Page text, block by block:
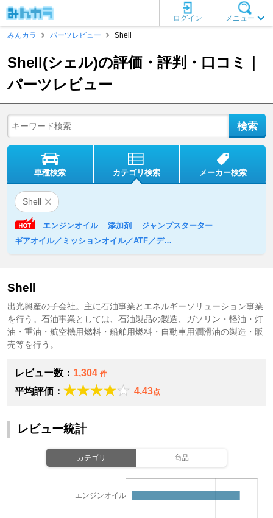
メニュー
ログイン
みんカラ
パーツレビュー Shell
Shell(シェル)の評価・評判・口コミ｜
パーツレビュー
車種検索 カテゴリ検索 メーカー検索
Shell
エンジンオイル 添加剤
ジャンプスターター
ギアオイル／ミッションオイル／ATF／デフオイル
Shell
出光興産の子会社。主に石油事業とエネルギーソリューション事業
を行う。石油事業としては、石油製品の製造、ガソリン・軽油・灯
油・重油・航空機用燃料・船舶用燃料・自動車用潤滑油の製造・販
売等を行う。
レビュー数： 1,304 件
平均評価： 4.43点
レビュー統計
カテゴリ 商品